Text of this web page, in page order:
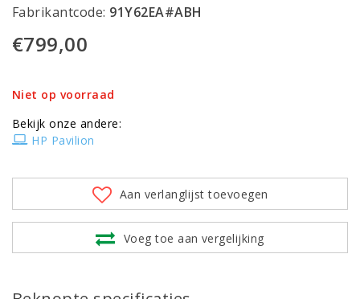
Fabrikantcode: 91Y62EA#ABH
€799,00
Niet op voorraad
Bekijk onze andere:
HP Pavilion
Aan verlanglijst toevoegen
Voeg toe aan vergelijking